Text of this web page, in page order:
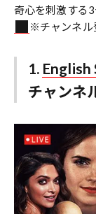
奇心を刺激する3
※チャンネル
1. English
チャンネ